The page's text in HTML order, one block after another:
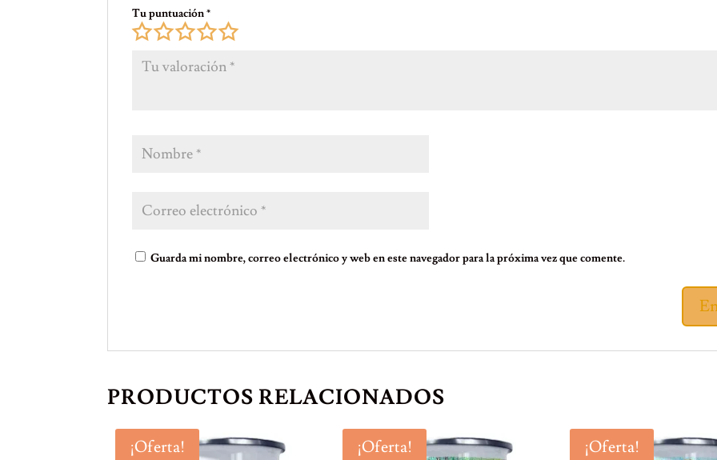
Tu puntuación*
Guarda mi nombre, correo electrónico y web en este navegador para la próxima vez que comente.
PRODUCTOS RELACIONADOS
¡Oferta! ¡Oferta! ¡Oferta!